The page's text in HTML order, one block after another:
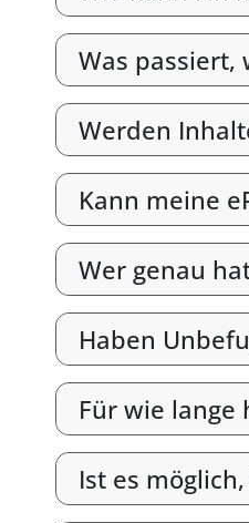
Was passiert,
Werden
Kann meine
Wer genau
Haben
Für wie lange
Ist es